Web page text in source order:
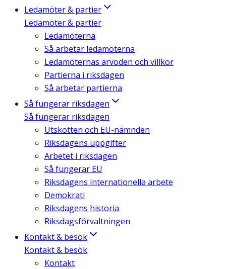
Ledamöter & partier
Ledamöter & partier
Ledamöterna
Så arbetar ledamöterna
Ledamöternas arvoden och villkor
Partierna i riksdagen
Så arbetar partierna
Så fungerar riksdagen
Så fungerar riksdagen
Utskotten och EU-nämnden
Riksdagens uppgifter
Arbetet i riksdagen
Så fungerar EU
Riksdagens internationella arbete
Demokrati
Riksdagens historia
Riksdagsförvaltningen
Kontakt & besök
Kontakt & besök
Kontakt